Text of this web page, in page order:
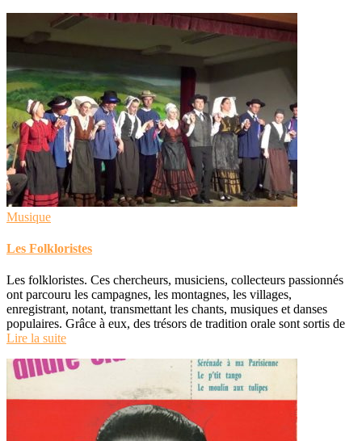
Musique
Les Folkloristes
Les folkloristes. Ces chercheurs, musiciens, collecteurs passionnés
ont parcouru les campagnes, les montagnes, les villages,
enregistrant, notant, transmettant les chants, musiques et danses
populaires. Grâce à eux, des trésors de tradition orale sont sortis de
Lire la suite